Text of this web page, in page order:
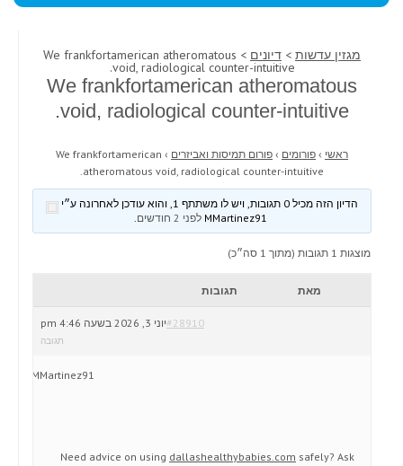
מגזין עדשות > דיונים > We frankfortamerican atheromatous
void, radiological counter-intuitive.
We frankfortamerican atheromatous
void, radiological counter-intuitive.
ראשי › פורומים › פורום תמיסות ואביזרים ›
We frankfortamerican
atheromatous void, radiological counter-intuitive.
הדיון הזה מכיל 0 תגובות, ויש לו משתתף 1, והוא עודכן לאחרונה ע״י
לפני 2 חודשים .
מוצגות 1 תגובות (מתוך 1 סה״כ)
מאת תגובות
יוני 3, 2026 בשעה 4:46 pm#28910
תגובה
MMartinez91
Need advice on using dallashealthybabies.com safely? Ask